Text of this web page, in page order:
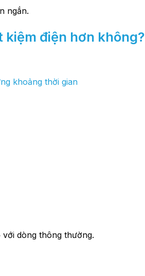
ngắn.
điện hơn không?
khoảng thời gian
dòng thông thường.